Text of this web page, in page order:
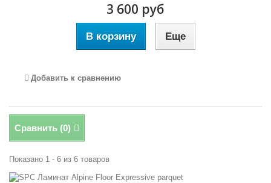
3 600 руб
В корзину Еще
Добавить к сравнению
Сравнить (0)
Показано 1 - 6 из 6 товаров